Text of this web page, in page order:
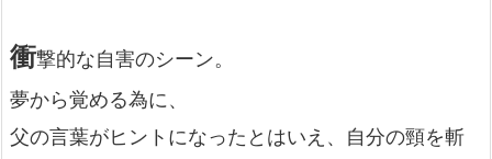
衝撃的な自害のシーン。
夢から覚める為に、
父の言葉がヒントになったとはいえ、自分の頸を斬